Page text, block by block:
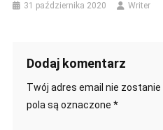
31 października 2020 Writer
Dodaj komentarz
Twój adres email nie zostanie
pola są oznaczone *